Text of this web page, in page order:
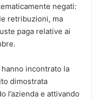
negati:
retribuzioni, ma
paga relative ai
incontrato la
dimostrata
l’azienda e attivando